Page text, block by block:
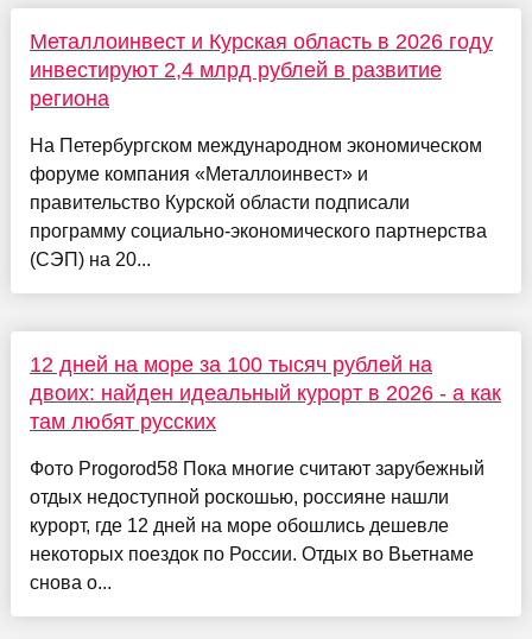
Металлоинвест и Курская область в 2026 году
инвестируют 2,4 млрд рублей в развитие
региона
На Петербургском международном экономическом
форуме компания «Металлоинвест» и
правительство Курской области подписали
программу социально-экономического партнерства
(СЭП) на 20...
12 дней на море за 100 тысяч рублей на
двоих: найден идеальный курорт в 2026 - а как
там любят русских
Фото Progorod58 Пока многие считают зарубежный
отдых недоступной роскошью, россияне нашли
курорт, где 12 дней на море обошлись дешевле
некоторых поездок по России. Отдых во Вьетнаме
снова о...